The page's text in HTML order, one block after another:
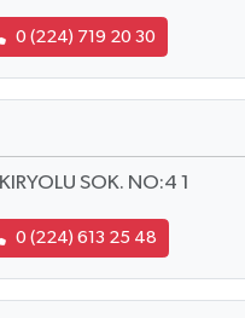
0 (224) 719 20 30
SOK. NO:4 1
0 (224) 613 25 48